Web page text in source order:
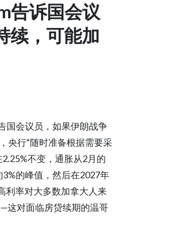
告诉国会议
续，可能加
国会议员，如果伊朗战争
央行“随时准备根据需要采
不变，通胀从2月的
的峰值，然后在2027年
利率对大多数加拿大人来
这对面临房贷续期的温哥